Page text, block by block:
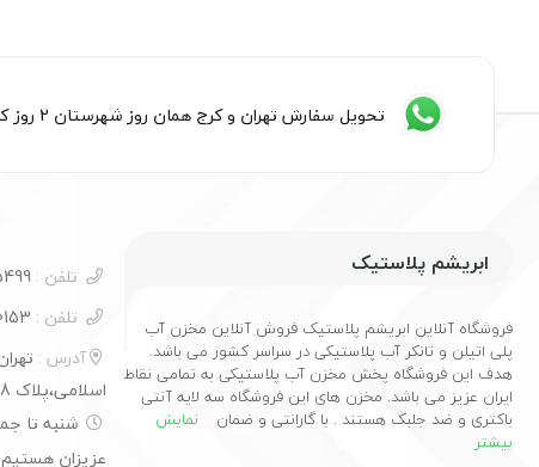
تحویل سفارش تهران و کرج همان روز شهرستان 2 روز کاری
ابریشم پلاستیک
فروشگاه آنلاین ابریشم پلاستیک فروش آنلاین مخزن آب
پلی اتیلن و تانکر آب پلاستیکی در سراسر کشور می باشد.
هدف این فروشگاه پخش مخزن آب پلاستیکی به تمامی نقاط
ایران عزیز می باشد. مخزن های این فروشگاه سه لایه آنتی
باکتری و ضد جلبک هستند . با گارانتی و ضمان
نمایش
بیشتر
تلفن :
تلفن :
آدرس :
اسلامی،پلاک 48
عزیزان هستیم